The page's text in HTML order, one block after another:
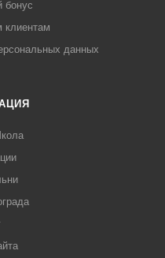
бонус
клиентам
данных